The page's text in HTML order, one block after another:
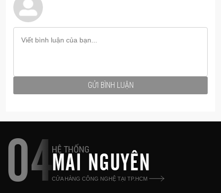
GỬI BÌNH LUẬN
04HỆ THỐNG
MAI NGUYÊN
CỬA HÀNG CÔNG NGHỆ TẠI TP.HCM